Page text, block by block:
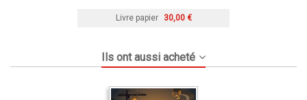
Livre papier 30,00 €
Ils ont aussi acheté